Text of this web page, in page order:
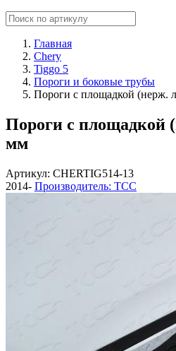
Главная
Chery
Tiggo 5
Пороги и боковые трубы
Пороги с площадкой (нерж.
Пороги с площадкой
мм
Артикул: CHERTIG514-13
2014- Производитель: ТСС